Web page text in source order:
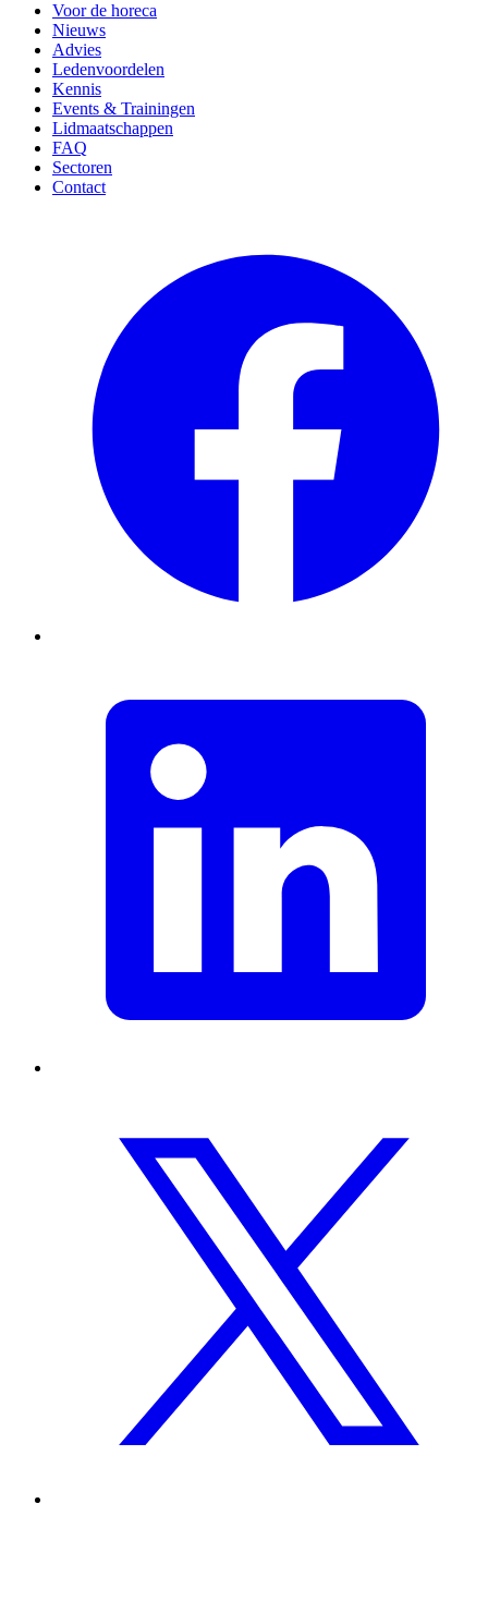
Voor de horeca
Nieuws
Advies
Ledenvoordelen
Kennis
Events & Trainingen
Lidmaatschappen
FAQ
Sectoren
Contact